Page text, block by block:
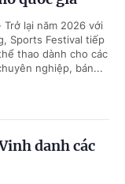
lại năm 2026 với
Sports Festival tiếp
thao dành cho các
nghiệp, bán...
danh các